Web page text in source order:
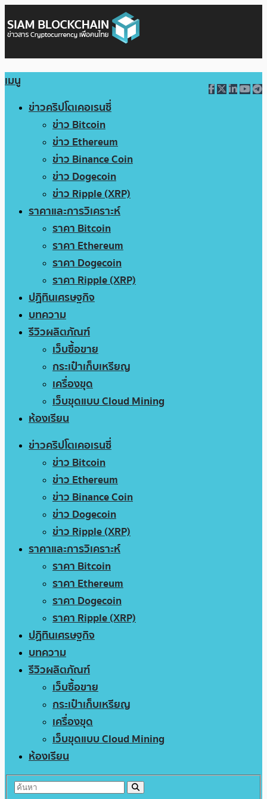
เมนู
ข่าวคริปโตเคอเรนซี่
ข่าว Bitcoin
ข่าว Ethereum
ข่าว Binance Coin
ข่าว Dogecoin
ข่าว Ripple (XRP)
ราคาและการวิเคราะห์
ราคา Bitcoin
ราคา Ethereum
ราคา Dogecoin
ราคา Ripple (XRP)
ปฏิทินเศรษฐกิจ
บทความ
รีวิวผลิตภัณฑ์
เว็บซื้อขาย
กระเป๋าเก็บเหรียญ
เครื่องขุด
เว็บขุดแบบ Cloud Mining
ห้องเรียน
ข่าวคริปโตเคอเรนซี่
ข่าว Bitcoin
ข่าว Ethereum
ข่าว Binance Coin
ข่าว Dogecoin
ข่าว Ripple (XRP)
ราคาและการวิเคราะห์
ราคา Bitcoin
ราคา Ethereum
ราคา Dogecoin
ราคา Ripple (XRP)
ปฏิทินเศรษฐกิจ
บทความ
รีวิวผลิตภัณฑ์
เว็บซื้อขาย
กระเป๋าเก็บเหรียญ
เครื่องขุด
เว็บขุดแบบ Cloud Mining
ห้องเรียน